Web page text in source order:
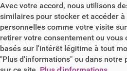
Avec votre accord, nous utilisons
similaires pour stocker et accéder
personnelles comme votre visite
retirer votre consentement ou vous
basés sur l'intérêt légitime à tout
"Plus d'informations" ou dans notre